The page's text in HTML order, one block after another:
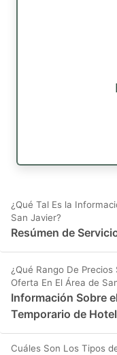
¿Qué Tal Es la
San Javier?
Resúmen de
¿Qué Rango De
Oferta En El Área de
Información Sobre
Temporario de
Cuáles Son Los Tipos